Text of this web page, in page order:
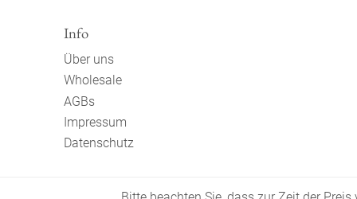
Info
Über uns
Wholesale
AGBs
Impressum
Datenschutz